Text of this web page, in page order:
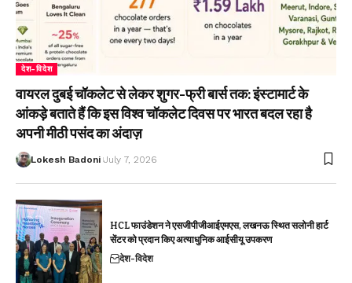
देश-विदेश
वायरल दुबई चॉकलेट से लेकर शुगर-फ्री बार्स तक: इंस्टामार्ट के
आंकड़े बताते हैं कि इस विश्व चॉकलेट दिवस पर भारत बदल रहा है
अपनी मीठी पसंद का अंदाज़
Lokesh Badoni July 7, 2026
HCL फाउंडेशन ने एसजीपीजीआईएमएस, लखनऊ स्थित सलोनी हार्ट
सेंटर को प्रदान किए अत्याधुनिक आईसीयू उपकरण
देश-विदेश